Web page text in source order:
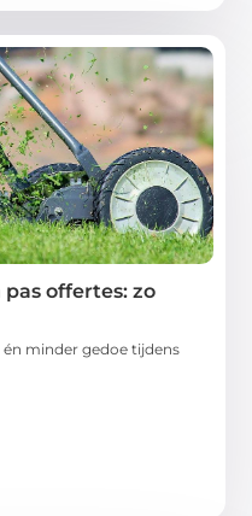
offertes: zo
minder gedoe tijdens